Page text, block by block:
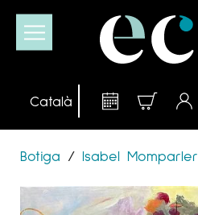
Botiga / Isabel Momparler